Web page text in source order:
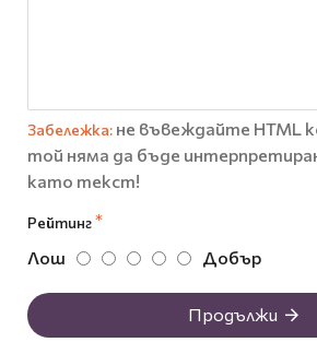
Забележка: не въвеждайте HTML
той няма да бъде
като текст!
Рейтинг
Лош Добър
Продължи